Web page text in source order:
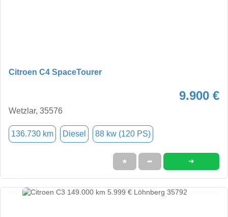
Citroen C4 SpaceTourer
9.900 €
Wetzlar, 35576
136.730 km Diesel 88 kw (120 PS)
★ ➦ ➜